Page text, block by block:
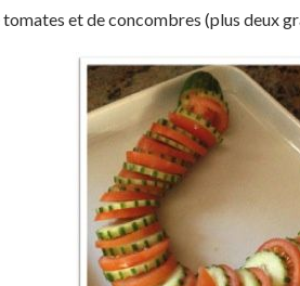
et de concombres (plus deux